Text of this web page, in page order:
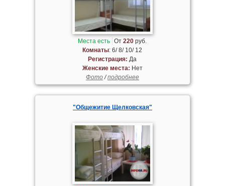
Места есть От220 руб.
Комнаты: 6/ 8/ 10/ 12
Регистрация: Да
Женские места: Нет
Фото/подробнее
"Общежитие Щелковская"